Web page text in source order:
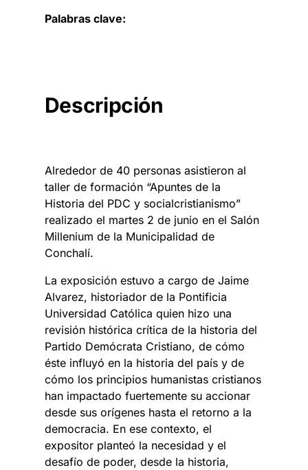
Palabras clave:
Descripción
Alrededor de 40 personas asistieron al
taller de formación “Apuntes de la
Historia del PDC y socialcristianismo”
realizado el martes 2 de junio en el Salón
Millenium de la Municipalidad de
Conchalí.
La exposición estuvo a cargo de Jaime
Alvarez, historiador de la Pontificia
Universidad Católica quien hizo una
revisión histórica crítica de la historia del
Partido Demócrata Cristiano, de cómo
éste influyó en la historia del país y de
cómo los principios humanistas cristianos
han impactado fuertemente su accionar
desde sus orígenes hasta el retorno a la
democracia. En ese contexto, el
expositor planteó la necesidad y el
desafío de poder, desde la historia,